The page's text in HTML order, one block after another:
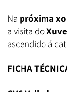
Na próxima
a visita do
ascendido á
FICHA